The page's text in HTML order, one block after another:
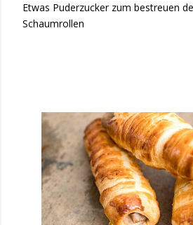
Etwas Puderzucker zum bestreuen
Schaumrollen